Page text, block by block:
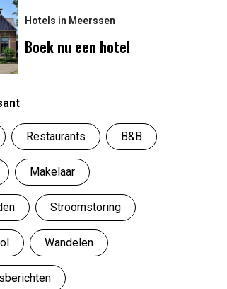
Hotels in Meerssen
Boek nu een hotel
Restaurants B&B
Makelaar
Stroomstoring
Wandelen